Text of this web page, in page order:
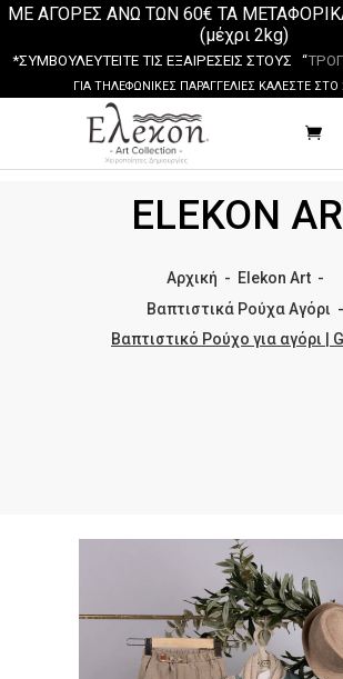
ΜΕ ΑΓΟΡΕΣ ΑΝΩ ΤΩΝ 60€ ΤΑ
(μέχρι 2kg)
*ΣΥΜΒΟΥΛΕΥΤΕΙΤΕ ΤΙΣ ΕΞΑΙΡΕΣΕΙΣ ΣΤΟΥΣ “
ΓΙΑ ΤΗΛΕΦΩΝΙΚΕΣ ΠΑΡΑΓΓΕΛΙΕΣ ΚΑΛΕΣΤΕ ΣΤΟ
ELEKON
Αρχική - Elekon Art -
Βαπτιστικά Ρούχα Αγόρι -
Βαπτιστικό Ρούχο για αγόρι |